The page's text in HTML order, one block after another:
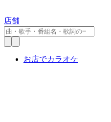
店舗
お店でカラオケ